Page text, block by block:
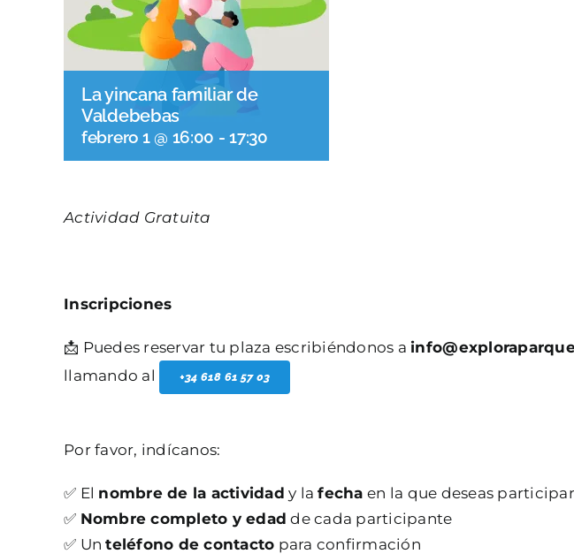
La yincana familiar de
Valdebebas
febrero 1 @ 16:00 -17:30
Actividad Gratuita
Inscripciones
📩 Puedes reservar tu plaza escribiéndonos a
llamando al
+34 618 61 57 03
Por favor, indícanos:
✅ El nombre de la actividad y lafecha en la que deseas participar
✅ Nombre completo y edad de cada participante
✅ Unteléfono de contacto para confirmación